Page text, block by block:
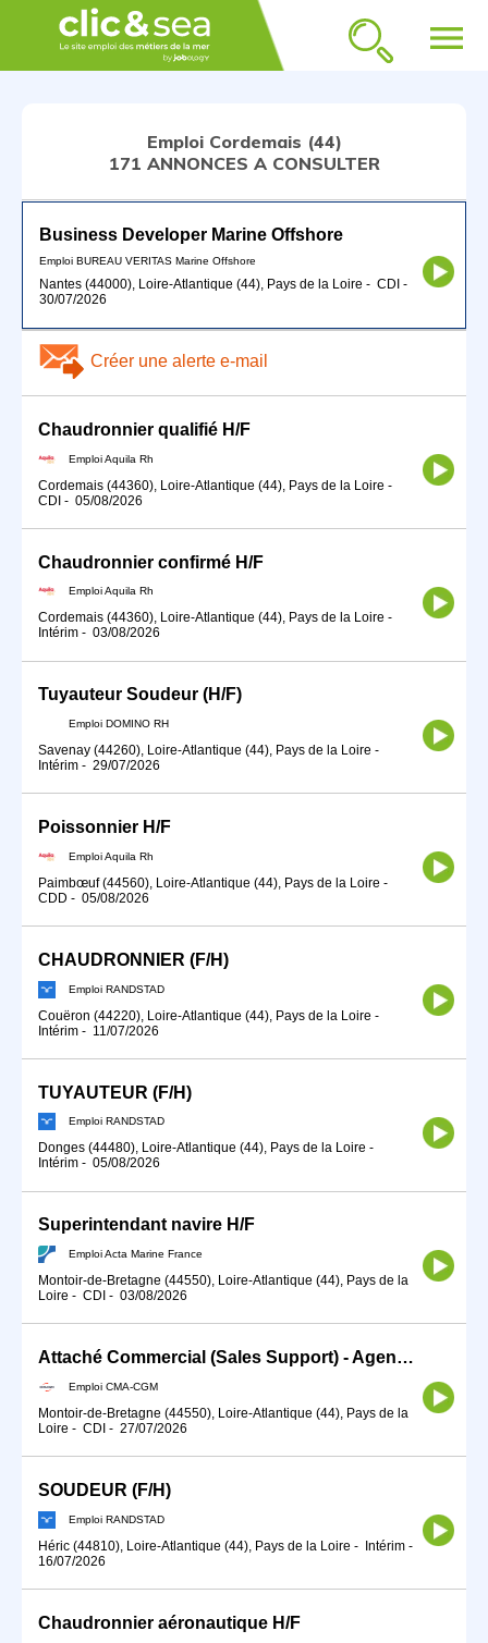
menu
Emploi Cordemais (44)
171 ANNONCES A CONSULTER
Business Developer Marine Offshore
Emploi BUREAU VERITAS Marine Offshore
Nantes (44000), Loire-Atlantique (44), Pays de la Loire - CDI -
30/07/2026
Créer une alerte e-mail
Chaudronnier qualifié H/F
Emploi Aquila Rh
Cordemais (44360), Loire-Atlantique (44), Pays de la Loire -
CDI - 05/08/2026
Chaudronnier confirmé H/F
Emploi Aquila Rh
Cordemais (44360), Loire-Atlantique (44), Pays de la Loire -
Intérim - 03/08/2026
Tuyauteur Soudeur (H/F)
Emploi DOMINO RH
Savenay (44260), Loire-Atlantique (44), Pays de la Loire -
Intérim - 29/07/2026
Poissonnier H/F
Emploi Aquila Rh
Paimbœuf (44560), Loire-Atlantique (44), Pays de la Loire -
CDD - 05/08/2026
CHAUDRONNIER (F/H)
Emploi RANDSTAD
Couëron (44220), Loire-Atlantique (44), Pays de la Loire -
Intérim - 11/07/2026
TUYAUTEUR (F/H)
Emploi RANDSTAD
Donges (44480), Loire-Atlantique (44), Pays de la Loire -
Intérim - 05/08/2026
Superintendant navire H/F
Emploi Acta Marine France
Montoir-de-Bretagne (44550), Loire-Atlantique (44), Pays de la
Loire - CDI - 03/08/2026
Attaché Commercial (Sales Support) - Agence Montoir
Emploi CMA-CGM
Montoir-de-Bretagne (44550), Loire-Atlantique (44), Pays de la
Loire - CDI - 27/07/2026
SOUDEUR (F/H)
Emploi RANDSTAD
Héric (44810), Loire-Atlantique (44), Pays de la Loire - Intérim -
16/07/2026
Chaudronnier aéronautique H/F